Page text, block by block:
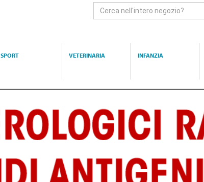
Cerca
SPORT VETERINARIA INFANZIA